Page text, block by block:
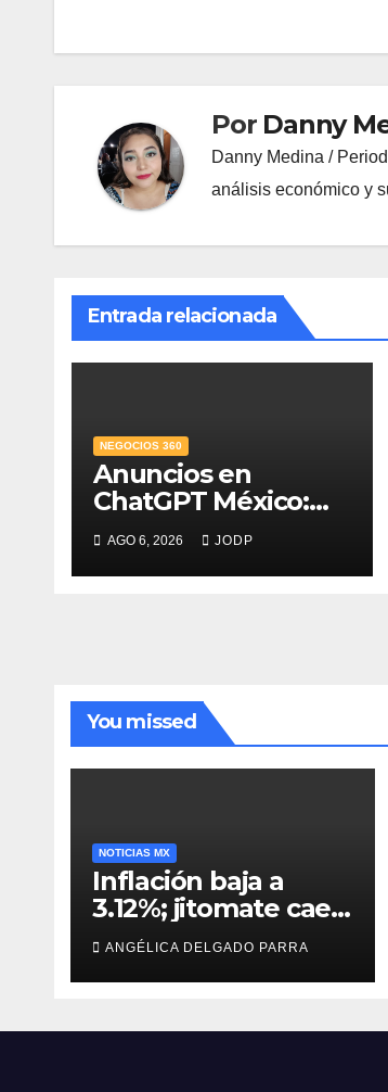
Por Danny
Danny Medina /
análisis económico y
Entrada relacionada
NEGOCIOS 360
Anuncios en
ChatGPT México:
¿quién los verá y
qué pasará con las
conversaciones?
AGO 6, 2026 JODP
You missed
NOTICIAS MX
Inflación baja a
3.12%; jitomate cae
29%, pero cebolla y
vuelos se encarecen
ANGÉLICA DELGADO PARRA